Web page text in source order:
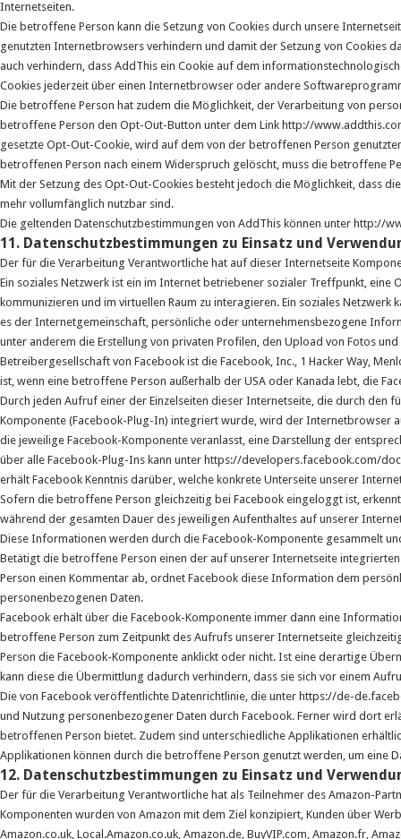
Internetseiten.
Die betroffene Person kann die Setzung von Cookies durch unsere
genutzten Internetbrowsers verhindern und damit der Setzung von Cookies
auch verhindern, dass AddThis ein Cookie auf dem
Cookies jederzeit über einen Internetbrowser oder andere
Die betroffene Person hat zudem die Möglichkeit, der Verarbeitung von
betroffene Person den Opt-Out-Button unter dem Link http://
gesetzte Opt-Out-Cookie, wird auf dem von der betroffenen Person
betroffenen Person nach einem Widerspruch gelöscht, muss die betroffene
Mit der Setzung des Opt-Out-Cookies besteht jedoch die Möglichkeit, dass
mehr vollumfänglich nutzbar sind.
Die geltenden Datenschutzbestimmungen von AddThis können unter http://
11. Datenschutzbestimmungen zu Einsatz und
Der für die Verarbeitung Verantwortliche hat auf dieser Internetseite
Ein soziales Netzwerk ist ein im Internet betriebener sozialer Treffpunkt,
kommunizieren und im virtuellen Raum zu interagieren. Ein soziales
es der Internetgemeinschaft, persönliche oder unternehmensbezogene
unter anderem die Erstellung von privaten Profilen, den Upload von Fotos
Betreibergesellschaft von Facebook ist die Facebook, Inc., 1 Hacker Way,
ist, wenn eine betroffene Person außerhalb der USA oder Kanada lebt, die
Durch jeden Aufruf einer der Einzelseiten dieser Internetseite, die durch
Komponente (Facebook-Plug-In) integriert wurde, wird der Internetbrowser
die jeweilige Facebook-Komponente veranlasst, eine Darstellung der
über alle Facebook-Plug-Ins kann unter https://developers.facebook.com/
erhält Facebook Kenntnis darüber, welche konkrete Unterseite unserer
Sofern die betroffene Person gleichzeitig bei Facebook eingeloggt ist,
während der gesamten Dauer des jeweiligen Aufenthaltes auf unserer
Diese Informationen werden durch die Facebook-Komponente gesammelt
Betätigt die betroffene Person einen der auf unserer Internetseite
Person einen Kommentar ab, ordnet Facebook diese Information dem
personenbezogenen Daten.
Facebook erhält über die Facebook-Komponente immer dann eine
betroffene Person zum Zeitpunkt des Aufrufs unserer Internetseite
Person die Facebook-Komponente anklickt oder nicht. Ist eine derartige
kann diese die Übermittlung dadurch verhindern, dass sie sich vor einem
Die von Facebook veröffentlichte Datenrichtlinie, die unter https://de-
und Nutzung personenbezogener Daten durch Facebook. Ferner wird dort
betroffenen Person bietet. Zudem sind unterschiedliche Applikationen
Applikationen können durch die betroffene Person genutzt werden, um eine
12. Datenschutzbestimmungen zu Einsatz und
Der für die Verarbeitung Verantwortliche hat als Teilnehmer des Amazon-
Komponenten wurden von Amazon mit dem Ziel konzipiert, Kunden über
Amazon.co.uk, Local.Amazon.co.uk, Amazon.de, BuyVIP.com, Amazon.fr,